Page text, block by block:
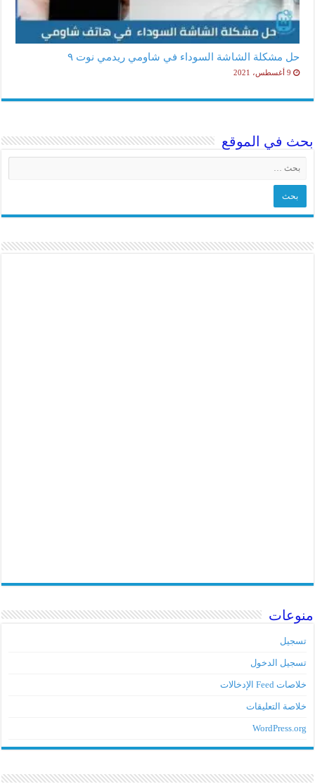
حل مشكلة الشاشة السوداء في شاومي ريدمي نوت ٩
9 أغسطس، 2021
بحث في الموقع
منوعات
تسجيل
تسجيل الدخول
خلاصات Feed الإدخالات
خلاصة التعليقات
WordPress.org